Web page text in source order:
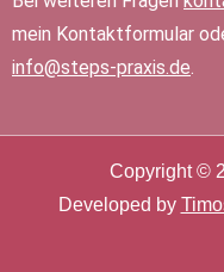
mein Kontaktformular
info@steps-praxis.de
Copyright ©
Developed by